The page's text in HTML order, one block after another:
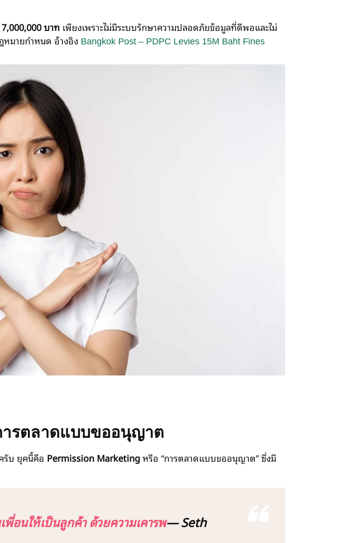
7,000,000 บาท เพียงเพราะไม่มีระบบรักษาความปลอดภัยข้อมูลที่ดีพอและไม่
มายกำหนด อ้างอิง Bangkok Post – PDPC Levies 15M Baht Fines
รตลาดแบบขออนุญาต
รับ ยุคนี้คือ Permission Marketingหรือ “การตลาดแบบขออนุญาต” ซึ่งมี
อนให้เป็นลูกค้า ด้วยความเคารพ— Seth